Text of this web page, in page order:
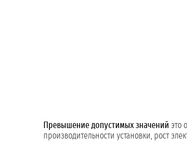
Превышение допустимых значений это
производительности установки, рост